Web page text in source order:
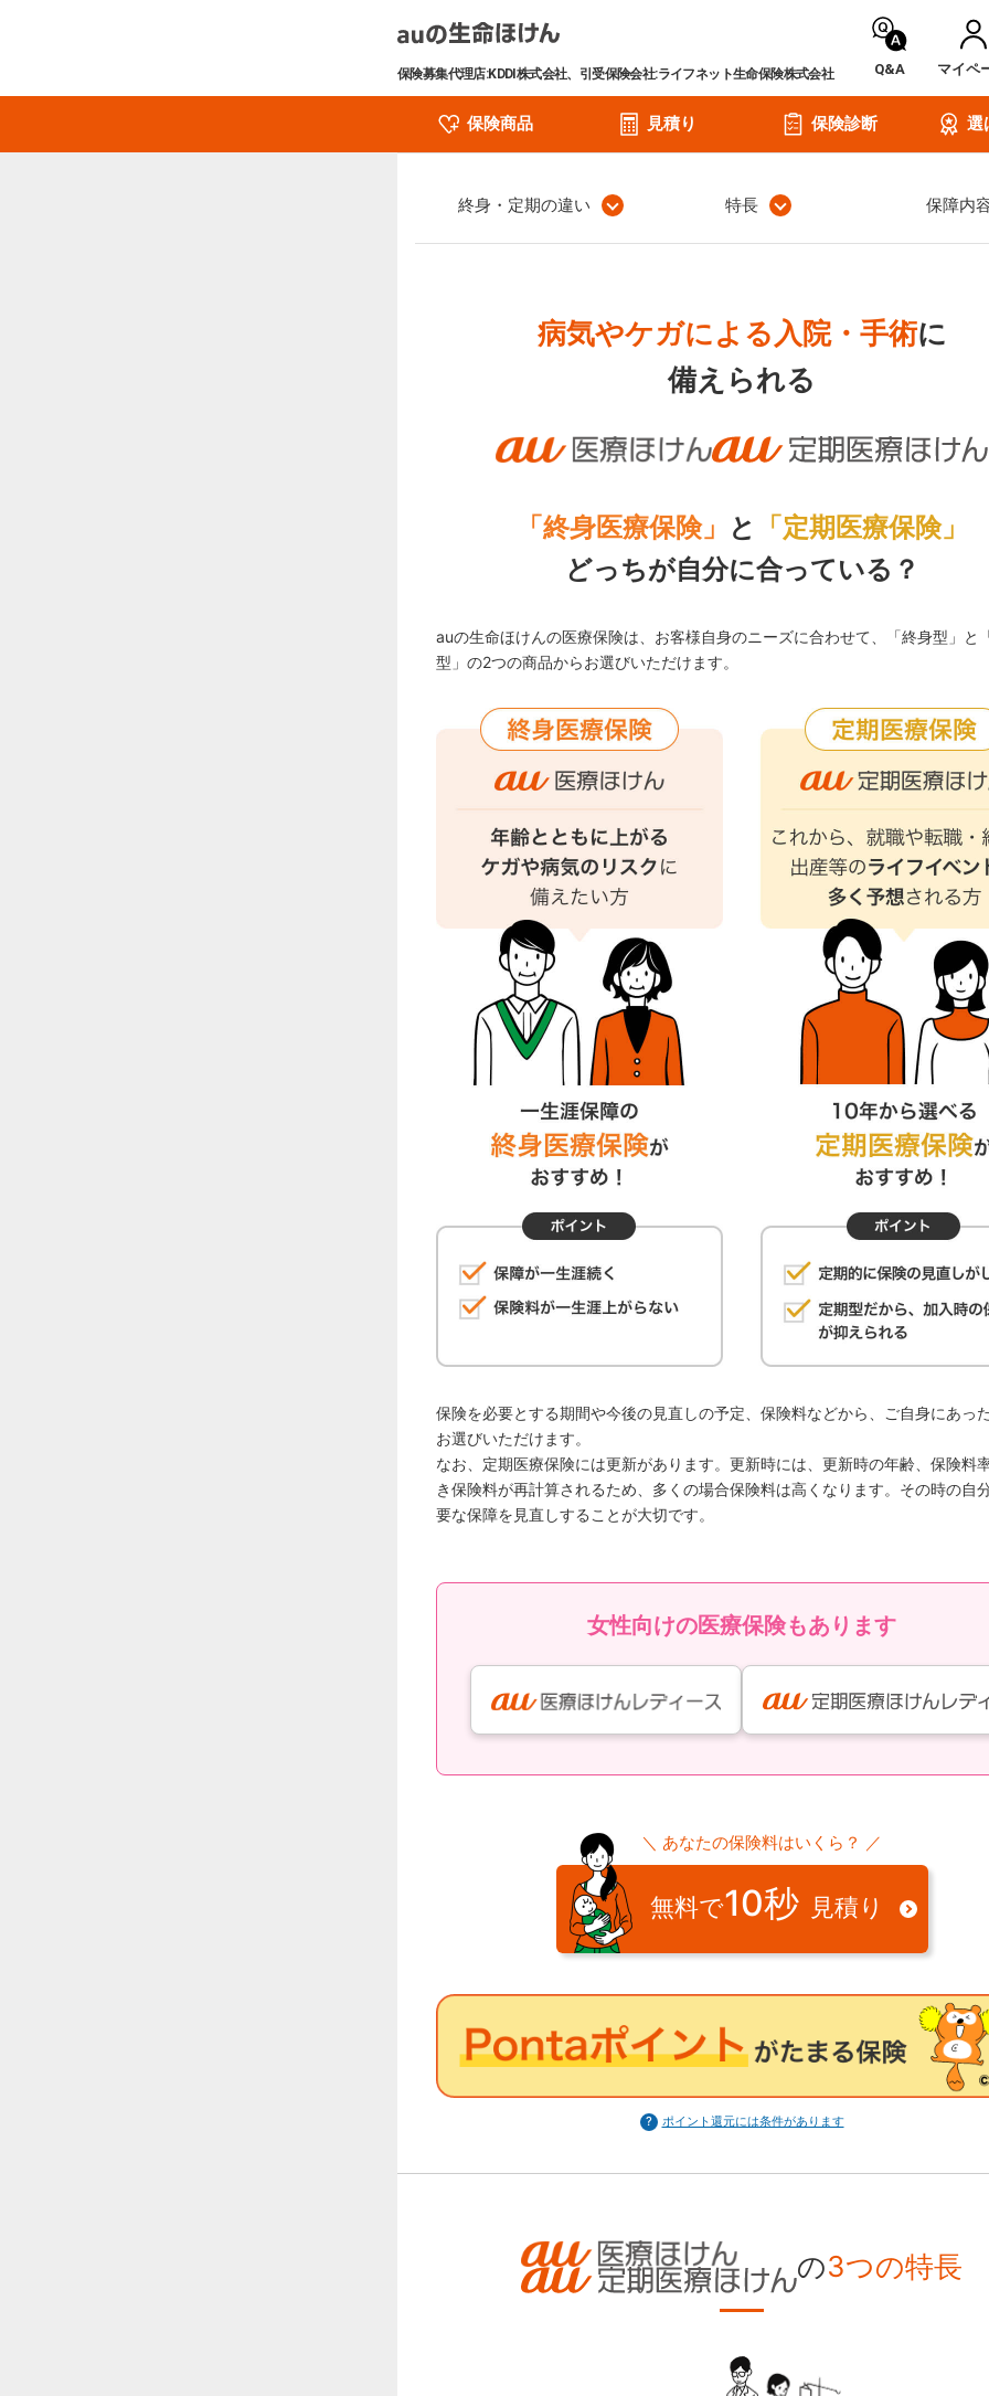
Q&A マイペ
保険募集代理店:KDDI株式会社、引受保険会社:ライフネット生命保険株式会社
保険商品 見積り 保険診断 選
終身・定期の違い 特長 保障内
病気やケガによる入院・手術に
備えられる
「終身医療保険」 と
「定期医療保険」
どっちが自分に合っている？
auの生命ほけんの医療保険は、お客様自身のニーズに合わせて、「終身型」と
型」の2つの商品からお選びいただけます。
保険を必要とする期間や今後の見直しの予定、保険料などから、ご自身にあっ
お選びいただけます。
なお、定期医療保険には更新があります。更新時には、更新時の年齢、保険料
き保険料が再計算されるため、多くの場合保険料は高くなります。その時の自
要な保障を見直しすることが大切です。
女性向けの医療保険もあります
＼ あなたの保険料はいくら？ ／
無料で10秒 見積り
ポイント還元には条件があります
の3つの特長